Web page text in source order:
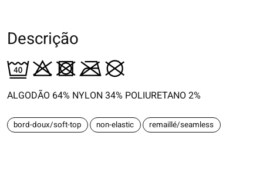
Descrição
ALGODÃO 64% NYLON 34% POLIURETANO 2%
bord-doux/soft-top non-elastic remaillé/seamless